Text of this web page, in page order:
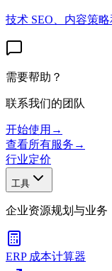
技术 SEO、内容策
需要帮助？
联系我们的团队
开始使用 →
查看所有服务 →
行业定价
工具
企业资源规划与业务
ERP 成本计算器